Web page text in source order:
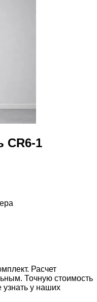
CR6-1
Расчет
Точную стоимость
у наших